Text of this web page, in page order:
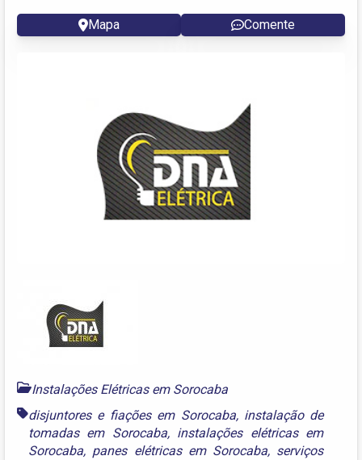
Mapa Comente
Instalações Elétricas em Sorocaba
disjuntores e fiações em Sorocaba, instalação de
tomadas em Sorocaba, instalações elétricas em
Sorocaba, panes elétricas em Sorocaba, serviços